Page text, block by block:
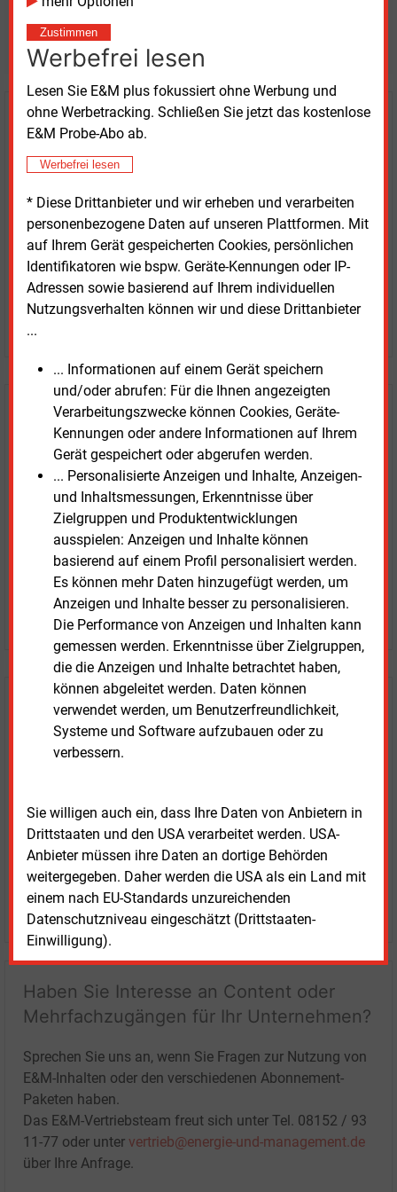
Zustimmen
Werbefrei lesen
Lesen Sie E&M plus fokussiert ohne Werbung und
ohne Werbetracking. Schließen Sie jetzt das kostenlose
E&M Probe-Abo ab.
Werbefrei lesen
* Diese Drittanbieter und wir erheben und verarbeiten
personenbezogene Daten auf unseren Plattformen. Mit
auf Ihrem Gerät gespeicherten Cookies, persönlichen
Identifikatoren wie bspw. Geräte-Kennungen oder IP-
Adressen sowie basierend auf Ihrem individuellen
Nutzungsverhalten können wir und diese Drittanbieter
...
... Informationen auf einem Gerät speichern
und/oder abrufen: Für die Ihnen angezeigten
Verarbeitungszwecke können Cookies, Geräte-
Kennungen oder andere Informationen auf Ihrem
Gerät gespeichert oder abgerufen werden.
... Personalisierte Anzeigen und Inhalte, Anzeigen-
und Inhaltsmessungen, Erkenntnisse über
Zielgruppen und Produktentwicklungen
ausspielen: Anzeigen und Inhalte können
basierend auf einem Profil personalisiert werden.
Es können mehr Daten hinzugefügt werden, um
Anzeigen und Inhalte besser zu personalisieren.
Die Performance von Anzeigen und Inhalten kann
gemessen werden. Erkenntnisse über Zielgruppen,
die die Anzeigen und Inhalte betrachtet haben,
können abgeleitet werden. Daten können
verwendet werden, um Benutzerfreundlichkeit,
Systeme und Software aufzubauen oder zu
verbessern.
Sie willigen auch ein, dass Ihre Daten von Anbietern in
Drittstaaten und den USA verarbeitet werden. USA-
Anbieter müssen ihre Daten an dortige Behörden
weitergegeben. Daher werden die USA als ein Land mit
einem nach EU-Standards unzureichenden
Datenschutzniveau eingeschätzt (Drittstaaten-
Einwilligung).
Möchten Sie diese und
weitere Nachrichten lesen?
Kaufen Sie den Artikel
erhalten Sie sofort diesen redaktionellen Beitrag für
Testen SieE&M
kostenlos und
unverbindlich
Zwei Wochen kostenfreier Zugang
Zugang auf stündlich aktualisierte Nachrichten mit
Prognose- und Marktdaten
+ einmal täglich E&M daily
+ zwei Ausgaben der Zeitung E&M
ohne automatische Verlängerung
JETZT KOSTENLOS TESTEN
Login für Kunden
LOGIN
Haben Sie Interesse an Content oder
Mehrfachzugängen für Ihr Unternehmen?
Sprechen Sie uns an, wenn Sie Fragen zur Nutzung von
E&M-Inhalten oder den verschiedenen Abonnement-
Paketen haben.
Das E&M-Vertriebsteam freut sich unter Tel. 08152 / 93
11-77 oder unter vertrieb@energie-und-management.de
über Ihre Anfrage.